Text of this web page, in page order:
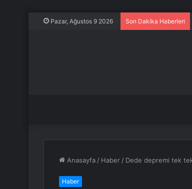
Pazar, Ağustos 9 2026 Son Dakika Haberleri
Anasayfa / Haber / Dede depremi tek tek
Haber